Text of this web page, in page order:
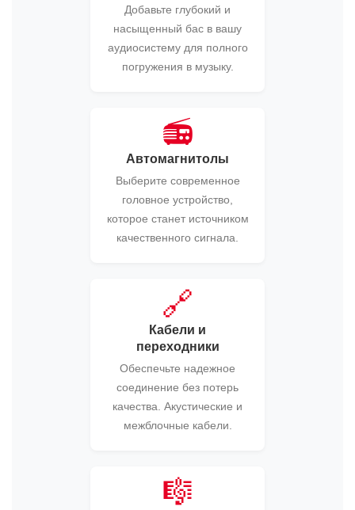
Добавьте глубокий и
насыщенный бас в вашу
аудиосистему для полного
погружения в музыку.
📻
Автомагнитолы
Выберите современное
головное устройство,
которое станет источником
качественного сигнала.
🔗
Кабели и
переходники
Обеспечьте надежное
соединение без потерь
качества. Акустические и
межблочные кабели.
🎼